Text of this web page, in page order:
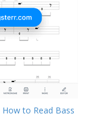
How to Read Bass